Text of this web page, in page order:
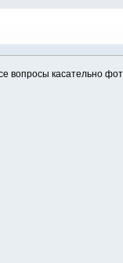
вопросы касательно